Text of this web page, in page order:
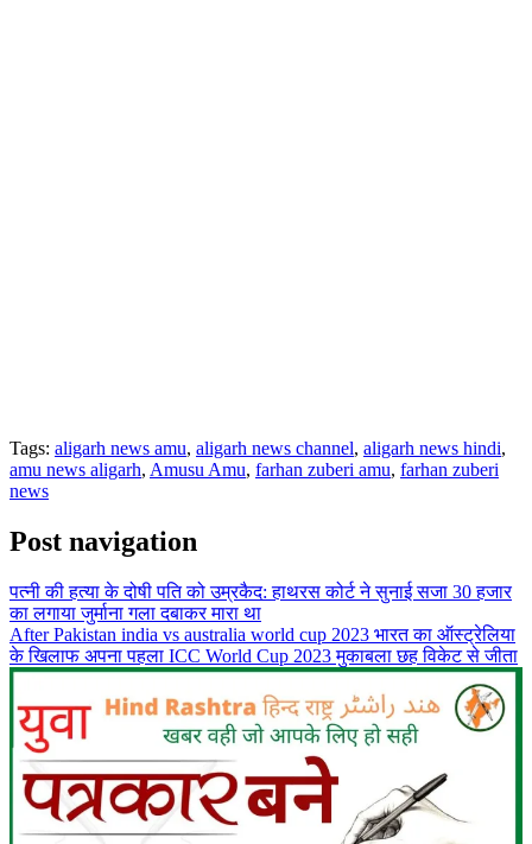
Tags: aligarh news amu, aligarh news channel, aligarh news hindi,
amu news aligarh, Amusu Amu, farhan zuberi amu, farhan zuberi
news
Post navigation
पत्नी की हत्या के दोषी पति को उम्रकैद: हाथरस कोर्ट ने सुनाई सजा 30 हजार
का लगाया जुर्माना गला दबाकर मारा था
After Pakistan india vs australia world cup 2023 भारत का ऑस्ट्रेलिया
के खिलाफ अपना पहला ICC World Cup 2023 मुकाबला छह विकेट से जीता